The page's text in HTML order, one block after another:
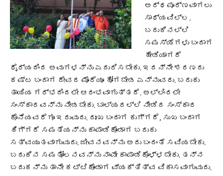
ಅರ್ಥಪೂರ್ಣವಾಗಲು
ಸಾಧ್ಯವಿಲ್ಲ.
ಬದುಕಿನಲ್ಲಿ
ಸಮಸ್ಯೆಗಳು ಬಂದಾಗ
ಹೇಡಿಯಾಗದೆ
ಧೈರ್ಯದಿಂದ ಅವುಗಳನ್ನು ಎದುರಿಸಬೇಕು. ಇದನ್ನೇ ಶರಣರು
ಕಷ್ಟ ಬಂದಾಗ ದೇವರ ಮೊರೆಯೂ ಹೋಗಬೇಡ ಎನ್ನುವರು. ಬದುಕು
ತಾಯಿಯ ಗರ್ಭದಿಂದಲೇ ಆರಂಭವಾಗುತ್ತದೆ. ಅಲ್ಲಿಂದಲೇ
ಸಂಸ್ಕಾರವನ್ನು ನೀಡಬೇಕು. ಬಾಲ್ಯದಲ್ಲಿ ನೀಡಿದ ಸಂಸ್ಕಾರ
ಕೊನೆಯವರೆಗೂ ಇರುವುದು. ದುಃಖ ಬಂದಾಗ ಕುಗ್ಗದೆ, ಸುಖ ಬಂದಾಗ
ಹಿಗ್ಗದೆ ಸಮತೆಯನ್ನು ಕಾಪಾಡಿಕೊಂಡಾಗ ಬದುಕು
ಸತ್ವಯುತವಾಗುವುದು. ಜೀವನವನ್ನು ಅದು ಬಂದಂತೆ ಸವಿಯಬೇಕು.
ಬದುಕಿನ ಸಮತೋಲನವನ್ನು ನಾವೇ ಕಾಪಾಡಿಕೊಳ್ಳಬೇಕು. ತನ್ನ
ಬದುಕನ್ನು ತಾನೇ ಕಟ್ಟಿಕೊಂಡಾಗ ವ್ಯಕ್ತಿತ್ವ ವಿಕಾಸವಾಗುವುದು.